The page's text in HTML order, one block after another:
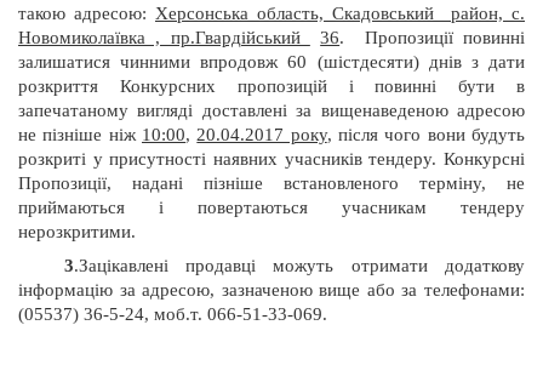
такою адресою: Херсонська область, Скадовський район, с.
Новомиколаївка , пр.Гвардійський
36. Пропозиції повинні
залишатися чинними впродовж 60 (шістдесяти) днів з дати
розкриття Конкурсних пропозицій і повинні бути в
запечатаному вигляді доставлені за вищенаведеною адресою
не пізніше ніж 10:00, 20.04.2017 року, після чого вони будуть
розкриті у присутності наявних учасників тендеру. Конкурсні
Пропозиції, надані пізніше встановленого терміну, не
приймаються і повертаються учасникам тендеру
нерозкритими.
3.Зацікавлені продавці можуть отримати додаткову
інформацію за адресою, зазначеною вище або за телефонами:
(05537) 36-5-24, моб.т. 066-51-33-069.